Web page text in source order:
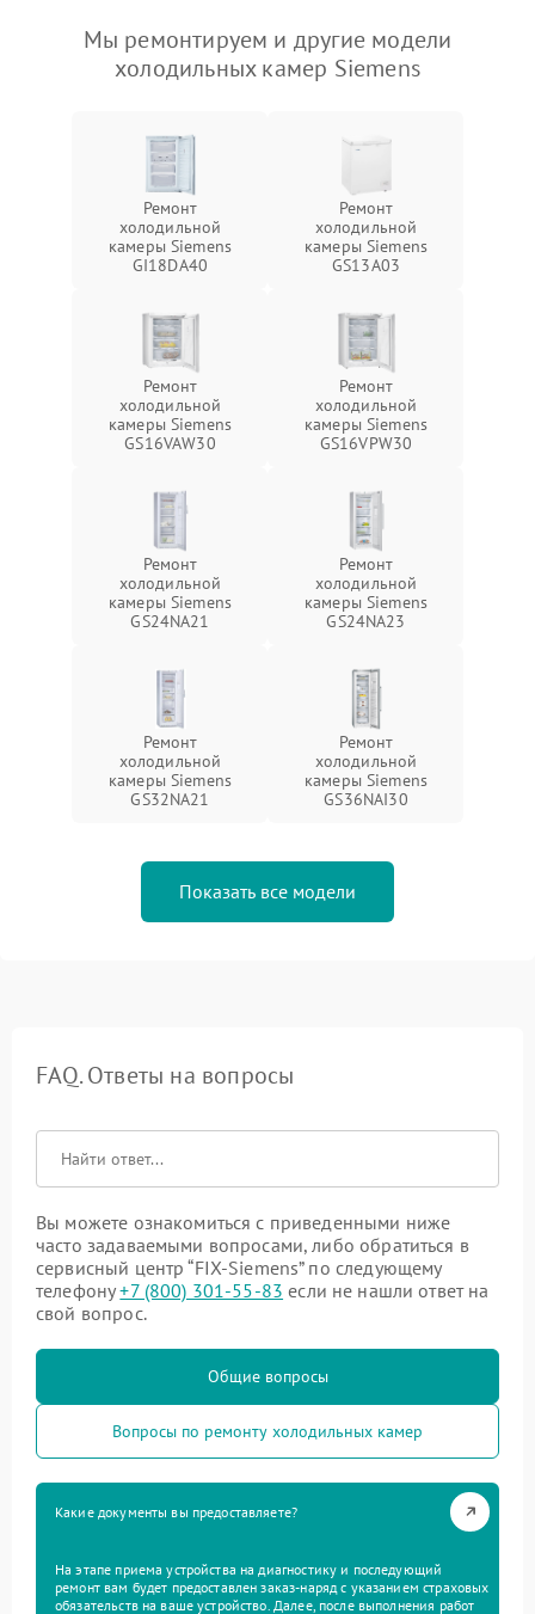
Мы ремонтируем и другие модели
холодильных камер Siemens
Ремонт
холодильной
камеры Siemens
GI18DA40
Ремонт
холодильной
камеры Siemens
GS13A03
Ремонт
холодильной
камеры Siemens
GS16VAW30
Ремонт
холодильной
камеры Siemens
GS16VPW30
Ремонт
холодильной
камеры Siemens
GS24NA21
Ремонт
холодильной
камеры Siemens
GS24NA23
Ремонт
холодильной
камеры Siemens
GS32NA21
Ремонт
холодильной
камеры Siemens
GS36NAI30
Показать все модели
FAQ. Ответы на вопросы
Вы можете ознакомиться с приведенными ниже
часто задаваемыми вопросами, либо обратиться в
сервисный центр “FIX-Siemens” по следующему
телефону+7 (800) 301-55-83 если не нашли ответ на
свой вопрос.
Общие вопросы
Вопросы по ремонту холодильных камер
Какие документы вы предоставляете?
На этапе приема устройства на диагностику и последующий
ремонт вам будет предоставлен заказ-наряд с указанием страховых
обязательств на ваше устройство. Далее, после выполнения работ